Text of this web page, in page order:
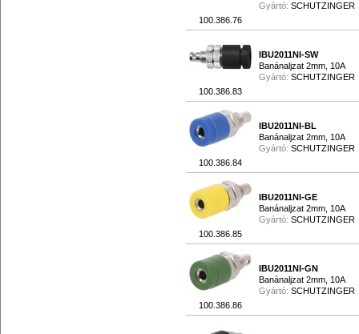
100.386.76
Gyártó: SCHUTZINGER
100.386.83
IBU2011NI-SW
Banánaljzat 2mm, 10A
Gyártó: SCHUTZINGER
100.386.84
IBU2011NI-BL
Banánaljzat 2mm, 10A
Gyártó: SCHUTZINGER
100.386.85
IBU2011NI-GE
Banánaljzat 2mm, 10A
Gyártó: SCHUTZINGER
100.386.86
IBU2011NI-GN
Banánaljzat 2mm, 10A
Gyártó: SCHUTZINGER